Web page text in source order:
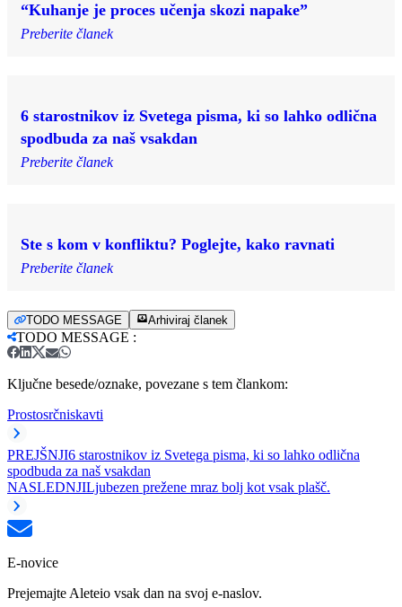
“Kuhanje je proces učenja skozi napake”
Preberite članek
6 starostnikov iz Svetega pisma, ki so lahko odlična
spodbuda za naš vsakdan
Preberite članek
Ste s kom v konfliktu? Poglejte, kako ravnati
Preberite članek
TODO MESSAGE Arhiviraj članek
TODO MESSAGE :
Ključne besede/oznake, povezane s tem člankom:
Prostosrčniskavti
PREJŠNJI6 starostnikov iz Svetega pisma, ki so lahko odlična
spodbuda za naš vsakdan
NASLEDNJILjubezen prežene mraz bolj kot vsak plašč.
E-novice
Prejemajte Aleteio vsak dan na svoj e-naslov.